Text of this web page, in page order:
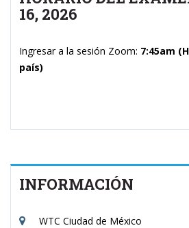
16, 2026
Ingresar a la sesión Zoom: 7:45am
país)
INFORMACIÓN
WTC Ciudad de México